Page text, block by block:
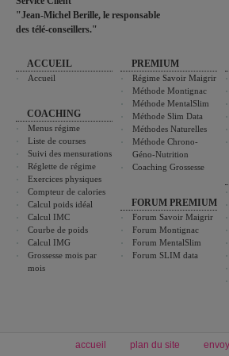
"Jean-Michel Berille, le responsable
des télé-conseillers."
ACCUEIL
Accueil
COACHING
Menus régime
Liste de courses
Suivi des mensurations
Réglette de régime
Exercices physiques
Compteur de calories
Calcul poids idéal
Calcul IMC
Courbe de poids
Calcul IMG
Grossesse mois par
mois
PREMIUM
Régime Savoir Maigrir
Méthode Montignac
Méthode MentalSlim
Méthode Slim Data
Méthodes Naturelles
Méthode Chrono-
Géno-Nutrition
Coaching Grossesse
FORUM PREMIUM
Forum Savoir Maigrir
Forum Montignac
Forum MentalSlim
Forum SLIM data
accueil plan du site